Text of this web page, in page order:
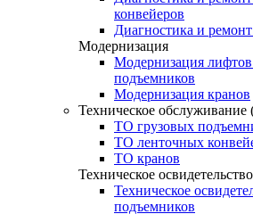
конвейеров
Диагностика и
Модернизация
Модернизация
подъемников
Модернизация кранов
Техническое
ТО грузовых
ТО ленточных
ТО кранов
Техническое
Техническое
подъемников